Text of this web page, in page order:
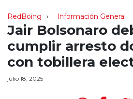
RedBoing Información General
Jair Bolsonaro
cumplir arresto
con tobillera
julio 18, 2025